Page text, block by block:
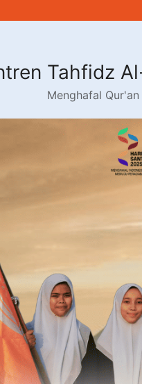
Tahfidz
Menghafal